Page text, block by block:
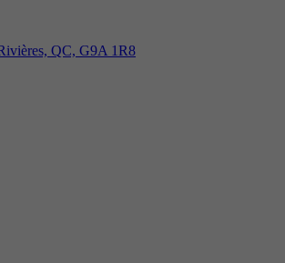
QC, G9A 1R8